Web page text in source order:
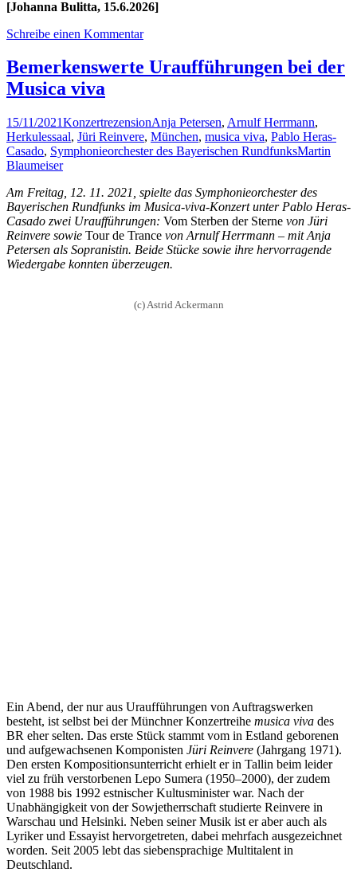
[Johanna Bulitta, 15.6.2026]
Schreibe einen Kommentar
Bemerkenswerte Uraufführungen bei der
Musica viva
15/11/2021KonzertrezensionAnja Petersen, Arnulf Herrmann,
Herkulessaal, Jüri Reinvere, München, musica viva, Pablo Heras-
Casado, Symphonieorchester des Bayerischen RundfunksMartin
Blaumeiser
Am Freitag, 12. 11. 2021, spielte das Symphonieorchester des
Bayerischen Rundfunks im Musica-viva-Konzert unter Pablo Heras-
Casado zwei Uraufführungen: Vom Sterben der Sterne von Jüri
Reinvere sowie Tour de Trance von Arnulf Herrmann – mit Anja
Petersen als Sopranistin. Beide Stücke sowie ihre hervorragende
Wiedergabe konnten überzeugen.
(c) Astrid Ackermann
Ein Abend, der nur aus Uraufführungen von Auftragswerken
besteht, ist selbst bei der Münchner Konzertreihe musica viva des
BR eher selten. Das erste Stück stammt vom in Estland geborenen
und aufgewachsenen Komponisten Jüri Reinvere (Jahrgang 1971).
Den ersten Kompositionsunterricht erhielt er in Tallin beim leider
viel zu früh verstorbenen Lepo Sumera (1950–2000), der zudem
von 1988 bis 1992 estnischer Kultusminister war. Nach der
Unabhängigkeit von der Sowjetherrschaft studierte Reinvere in
Warschau und Helsinki. Neben seiner Musik ist er aber auch als
Lyriker und Essayist hervorgetreten, dabei mehrfach ausgezeichnet
worden. Seit 2005 lebt das siebensprachige Multitalent in
Deutschland.